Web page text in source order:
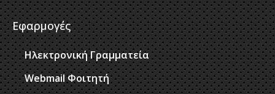
Εφαρμογές
Ηλεκτρονική Γραμματεία
Webmail Φοιτητή